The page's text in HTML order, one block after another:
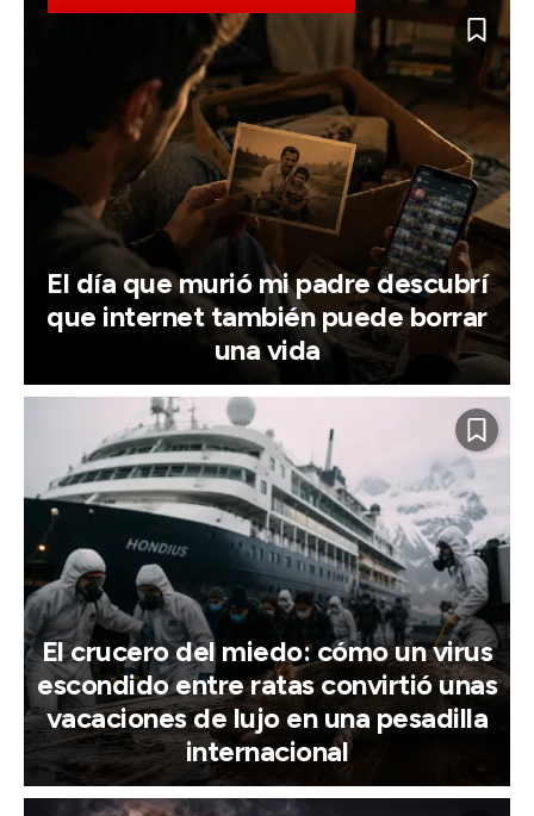
El día que murió mi padre descubrí
que internet también puede borrar
una vida
El crucero del miedo: cómo un virus
escondido entre ratas convirtió unas
vacaciones de lujo en una pesadilla
internacional